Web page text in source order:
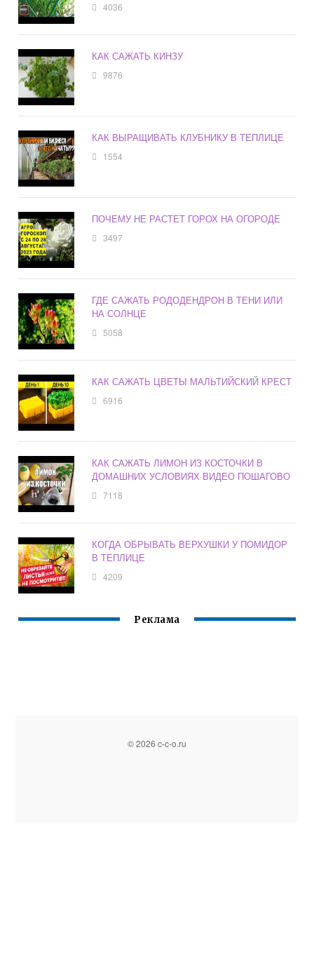
4036
КАК САЖАТЬ КИНЗУ
9876
КАК ВЫРАЩИВАТЬ КЛУБНИКУ В ТЕПЛИЦЕ
1554
ПОЧЕМУ НЕ РАСТЕТ ГОРОХ НА ОГОРОДЕ
3497
ГДЕ САЖАТЬ РОДОДЕНДРОН В ТЕНИ ИЛИ
НА СОЛНЦЕ
5058
КАК САЖАТЬ ЦВЕТЫ МАЛЬТИЙСКИЙ КРЕСТ
6916
КАК САЖАТЬ ЛИМОН ИЗ КОСТОЧКИ В
ДОМАШНИХ УСЛОВИЯХ ВИДЕО ПОШАГОВО
7118
КОГДА ОБРЫВАТЬ ВЕРХУШКИ У ПОМИДОР
В ТЕПЛИЦЕ
4209
Реклама
© 2026 c-c-o.ru